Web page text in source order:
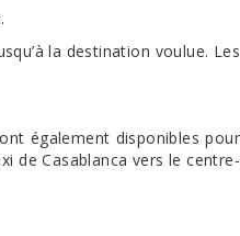
la destination voulue. Les
également disponibles pour
de Casablanca vers le centre-